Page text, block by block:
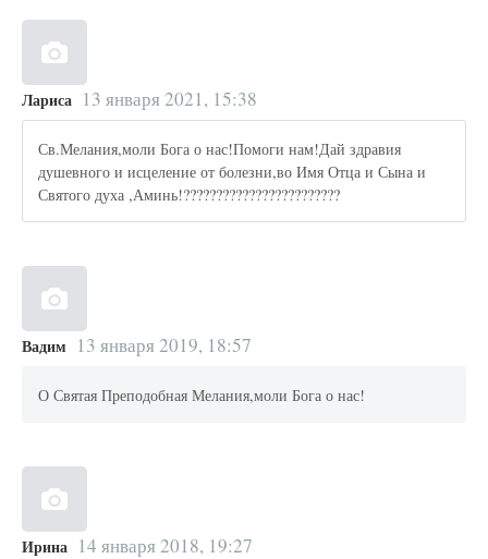
Лариса 13 января 2021, 15:38
Св.Мелания,моли Бога о нас!Помоги нам!Дай здравия
душевного и исцеление от болезни,во Имя Отца и Сына и
Святого духа ,Аминь!????????????????????????
Вадим 13 января 2019, 18:57
О Святая Преподобная Мелания,моли Бога о нас!
Ирина 14 января 2018, 19:27